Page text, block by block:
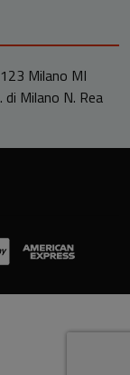
Milano MI
di Milano N. Rea